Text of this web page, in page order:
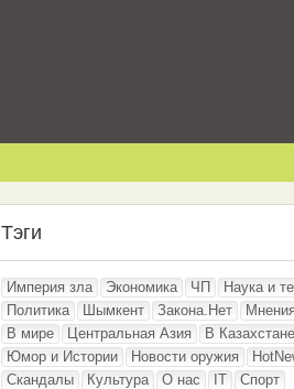
Тэги
Империя зла Экономика ЧП
Наука и
Политика
Шымкент Закона.Нет Мнения
В мире
Центральная Азия В Казахстане
Юмор и Истории
Новости оружия
Скандалы
Культура О нас IT
Спорт